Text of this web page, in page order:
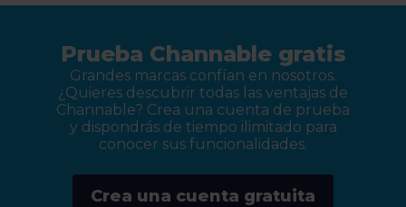
Prueba Channable gratis
Grandes marcas confían en nosotros.
¿Quieres descubrir todas las ventajas de
Channable? Crea una cuenta de prueba
y dispondrás de tiempo ilimitado para
conocer sus funcionalidades.
Crea una cuenta gratuita